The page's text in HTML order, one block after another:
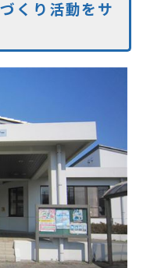
くり活動をサ